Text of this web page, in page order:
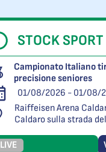
STOCK SPORT
Campionato Italiano
precisione seniores
01/08/2026 - 01/08/
Raiffeisen Arena
Caldaro sulla strada del vino
LIVE